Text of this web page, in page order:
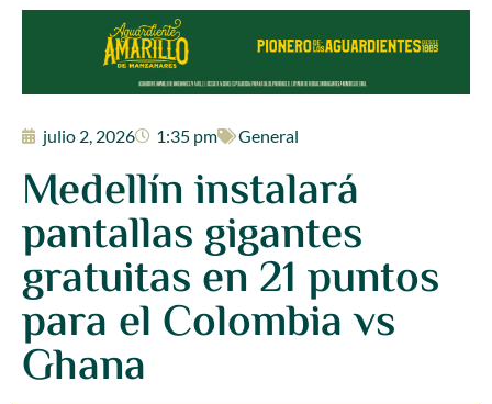
julio 2, 2026 1:35 pm General
Medellín instalará
pantallas gigantes
gratuitas en 21 puntos
para el Colombia vs
Ghana